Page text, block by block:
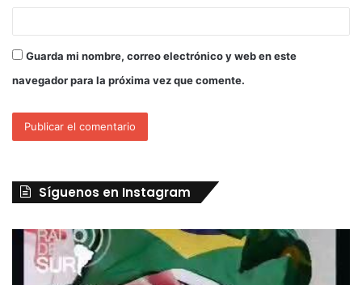
Guarda mi nombre, correo electrónico y web en este
navegador para la próxima vez que comente.
Síguenos en Instagram